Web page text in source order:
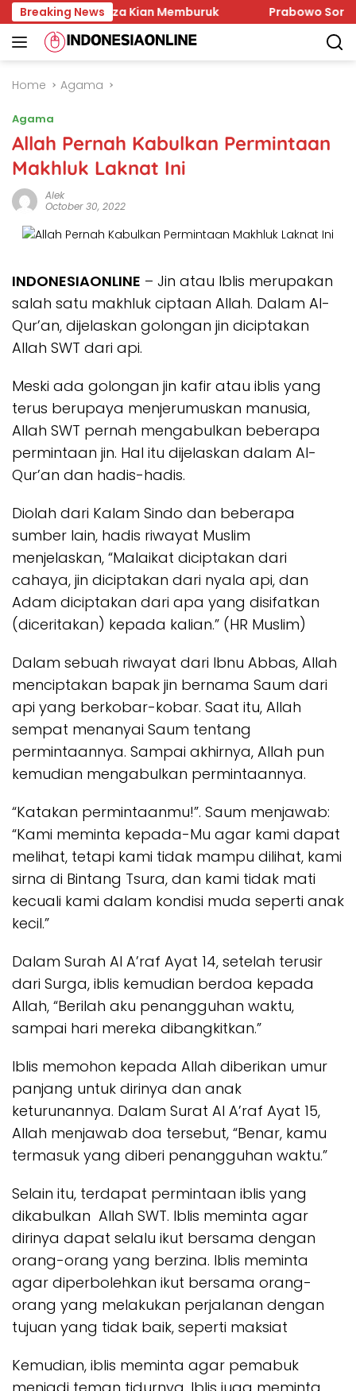
Skip
to
content
Breaking News
Israel, Gaza Kian Memburuk Prabowo Soroti
Home Agama
Agama
Allah Pernah Kabulkan Permintaan
Makhluk Laknat Ini
Alek
October 30, 2022
INDONESIAONLINE – Jin atau Iblis merupakan
salah satu makhluk ciptaan Allah. Dalam Al-
Qur’an, dijelaskan golongan jin diciptakan
Allah SWT dari api.
Meski ada golongan jin kafir atau iblis yang
terus berupaya menjerumuskan manusia,
Allah SWT pernah mengabulkan beberapa
permintaan jin. Hal itu dijelaskan dalam Al-
Qur’an dan hadis-hadis.
Diolah dari Kalam Sindo dan beberapa
sumber lain, hadis riwayat Muslim
menjelaskan, “Malaikat diciptakan dari
cahaya, jin diciptakan dari nyala api, dan
Adam diciptakan dari apa yang disifatkan
(diceritakan) kepada kalian.” (HR Muslim)
Dalam sebuah riwayat dari Ibnu Abbas, Allah
menciptakan bapak jin bernama Saum dari
api yang berkobar-kobar. Saat itu, Allah
sempat menanyai Saum tentang
permintaannya. Sampai akhirnya, Allah pun
kemudian mengabulkan permintaannya.
“Katakan permintaanmu!”. Saum menjawab:
“Kami meminta kepada-Mu agar kami dapat
melihat, tetapi kami tidak mampu dilihat, kami
sirna di Bintang Tsura, dan kami tidak mati
kecuali kami dalam kondisi muda seperti anak
kecil.”
Dalam Surah Al A’raf Ayat 14, setelah terusir
dari Surga, iblis kemudian berdoa kepada
Allah, “Berilah aku penangguhan waktu,
sampai hari mereka dibangkitkan.”
Iblis memohon kepada Allah diberikan umur
panjang untuk dirinya dan anak
keturunannya. Dalam Surat Al A’raf Ayat 15,
Allah menjawab doa tersebut, “Benar, kamu
termasuk yang diberi penangguhan waktu.”
Selain itu, terdapat permintaan iblis yang
dikabulkan Allah SWT. Iblis meminta agar
dirinya dapat selalu ikut bersama dengan
orang-orang yang berzina. Iblis meminta
agar diperbolehkan ikut bersama orang-
orang yang melakukan perjalanan dengan
tujuan yang tidak baik, seperti maksiat
Kemudian, iblis meminta agar pemabuk